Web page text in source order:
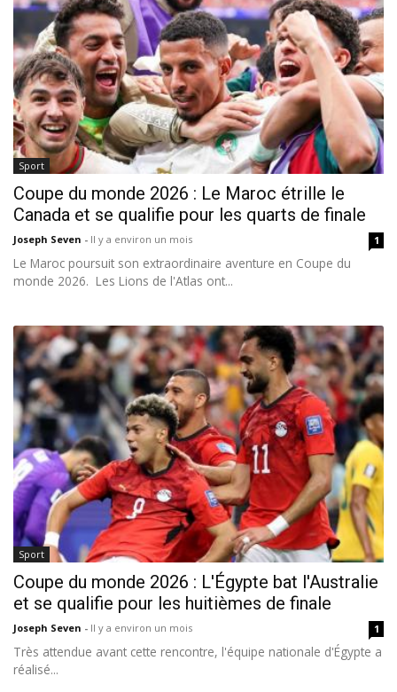
Sport
Coupe du monde 2026 : Le Maroc étrille le
Canada et se qualifie pour les quarts de finale
Joseph Seven - Il y a environ un mois 1
Le Maroc poursuit son extraordinaire aventure en Coupe du
monde 2026. Les Lions de l'Atlas ont...
Sport
Coupe du monde 2026 : L'Égypte bat l'Australie
et se qualifie pour les huitièmes de finale
Joseph Seven - Il y a environ un mois 1
Très attendue avant cette rencontre, l'équipe nationale d'Égypte a
réalisé...